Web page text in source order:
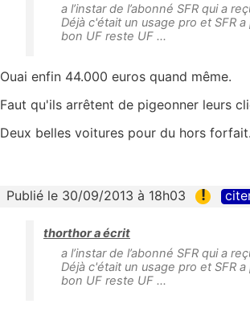
a l’instar de l’abonné SFR qui a
Déjà c'était un usage pro et SFR
bon UF reste UF ...
Ouai enfin 44.000 euros quand même.
Faut qu'ils arrêtent de pigeonner leurs
Deux belles voitures pour du hors
Publié le 30/09/2013 à 18h03 !
thorthor a écrit
a l’instar de l’abonné SFR qui a
Déjà c'était un usage pro et SFR
bon UF reste UF ...